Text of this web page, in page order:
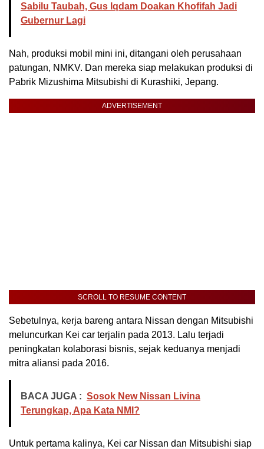
Sabilu Taubah, Gus Iqdam Doakan Khofifah Jadi
Gubernur Lagi
Nah, produksi mobil mini ini, ditangani oleh perusahaan
patungan, NMKV. Dan mereka siap melakukan produksi di
Pabrik Mizushima Mitsubishi di Kurashiki, Jepang.
ADVERTISEMENT
SCROLL TO RESUME CONTENT
Sebetulnya, kerja bareng antara Nissan dengan Mitsubishi
meluncurkan Kei car terjalin pada 2013. Lalu terjadi
peningkatan kolaborasi bisnis, sejak keduanya menjadi
mitra aliansi pada 2016.
BACA JUGA : Sosok New Nissan Livina
Terungkap, Apa Kata NMI?
Untuk pertama kalinya, Kei car Nissan dan Mitsubishi siap